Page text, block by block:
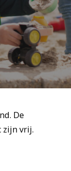
De
zijn vrij.